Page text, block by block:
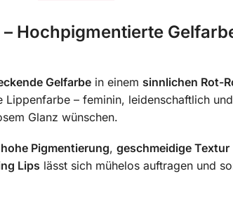
Hochpigmentierte
Gelfarbein einem sinnlichen Rot-
– feminin, leidenschaftlich
Glanz wünschen.
hohe Pigmentierung, geschmeidige Textur
Lips lässt sich mühelos auftragen und